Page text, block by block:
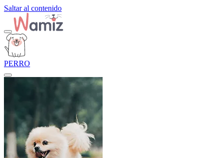
Saltar al contenido
PERRO